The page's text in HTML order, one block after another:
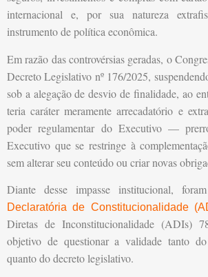
internacional e, por sua natureza
instrumento de política econômica.
Em razão das controvérsias geradas, o
Decreto Legislativo nº 176/2025,
sob a alegação de desvio de finalidade, ao
teria caráter meramente arrecadatório e
poder regulamentar do Executivo —
Executivo que se restringe à
sem alterar seu conteúdo ou criar novas
Diante desse impasse institucional,
Declaratória de Constitucionalidade
Diretas de Inconstitucionalidade (ADIs)
objetivo de questionar a validade tanto do
quanto do decreto legislativo.